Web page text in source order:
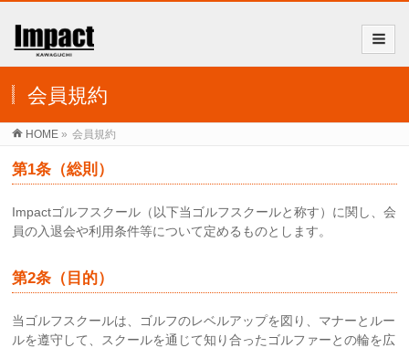
会員規約
HOME » 会員規約
第1条（総則）
Impactゴルフスクール（以下当ゴルフスクールと称す）に関し、会
員の入退会や利用条件等について定めるものとします。
第2条（目的）
当ゴルフスクールは、ゴルフのレベルアップを図り、マナーとルー
ルを遵守して、スクールを通じて知り合ったゴルファーとの輪を広